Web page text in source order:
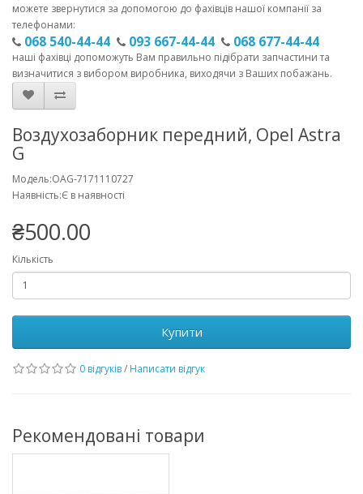
можете звернутися за допомогою до фахівців нашої компанії за
телефонами:
068 540-44-44 093 667-44-44 068 677-44-44
наші фахівці допоможуть Вам правильно підібрати запчастини та
визначитися з вибором виробника, виходячи з Ваших побажань.
Воздухозаборник передний, Opel Astra
G
Модель:OAG-7171110727
Наявність:Є в наявності
₴500.00
Кількість
Купити
0 відгуків/ Написати відгук
Рекомендовані товари